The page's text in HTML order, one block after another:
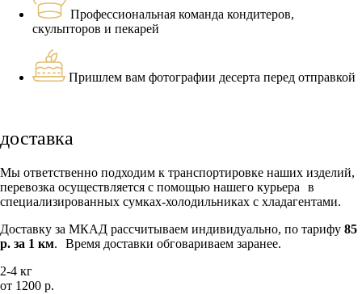
Профессиональная команда кондитеров,
скульпторов и пекарей
Пришлем вам фотографии десерта перед отправкой
доставка
Мы ответственно подходим к транспортировке наших изделий,
перевозка осуществляется с помощью нашего курьера в
специализированных сумках-холодильниках с хладагентами.
Доставку за МКАД рассчитываем индивидуально, по тарифу 85
р. за 1 км. Время доставки обговариваем заранее.
2-4 кг
от 1200 р.